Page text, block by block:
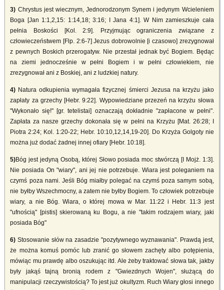
3) Chrystus jest wiecznym, Jednorodzonym Synem i jedynym Wcieleniem
Boga [Jan 1:1,2,15: 1:14,18; 3:16; I Jana 4:1]. W Nim zamieszkuje cała
pełnia Boskości [Kol. 2:9]. Przyjmując ograniczenia związane z
człowieczeństwem [Flp. 2:6-7] Jezus dobrowolnie [i czasowo] zrezygnował
z pewnych Boskich przerogatyw. Nie przestał jednak być Bogiem. Będąc
na ziemi jednocześnie w pełni Bogiem i w pełni człowiekiem, nie
zrezygnował ani z Boskiej, ani z ludzkiej natury.
4) Natura odkupienia wymagała fizycznej śmierci Jezusa na krzyżu jako
zapłaty za grzechy [Hebr. 9:22]. Wypowiedziane przezeń na krzyżu słowa
"Wykonało się!" [gr. tetelistai] oznaczają dokładnie "zapłacone w pełni".
Zapłata za nasze grzechy dokonała się w pełni na Krzyżu [Mat. 26:28; I
Piotra 2:24; Kol. 1:20-22; Hebr. 10:10,12,14,19-20]. Do Krzyża Golgoty nie
można już dodać żadnej innej ofiary [Hebr. 10:18].
5)Bóg jest jedyną Osobą, której Słowo posiada moc stwórczą [I Mojż. 1:3].
Nie posiada On "wiary", ani jej nie potrzebuje. Wiara jest poleganiem na
czymś poza nami. Jeśli Bóg miałby polegać na czymś poza samym sobą,
nie byłby Wszechmocny, a zatem nie byłby Bogiem. To człowiek potrzebuje
wiary, a nie Bóg. Wiara, o której mowa w Mar. 11:22 i Hebr. 11:3 jest
"ufnością" [pistis] skierowaną ku Bogu, a nie "takim rodzajem wiary, jaki
posiada Bóg"
6) Stosowanie słów na zasadzie "pozytywnego wyznawania". Prawdą jest,
że można komuś pomóc lub zranić go słowem zachęty albo potępienia,
mówiąc mu prawdę albo oszukując itd. Ale żeby traktować słowa tak, jakby
były jakąś tajną bronią rodem z "Gwiezdnych Wojen", służącą do
manipulacji rzeczywistością? To jest już okultyzm. Ruch Wiary głosi innego